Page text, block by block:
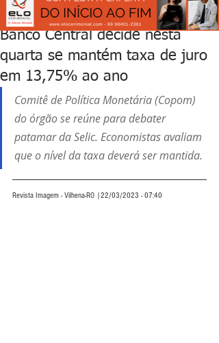
Banco Central decide nesta
quarta se mantém taxa de juro
em 13,75% ao ano
Comitê de Política Monetária (Copom)
do órgão se reúne para debater
patamar da Selic. Economistas avaliam
que o nível da taxa deverá ser mantida.
Revista Imagem - Vilhena-RO |22/03/2023 - 07:40